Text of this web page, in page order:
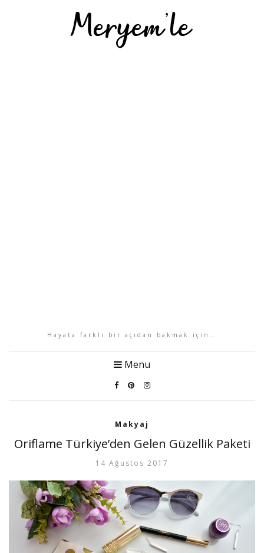
Hayata farklı bir açıdan bakmak için…
Menu
Makyaj
Oriflame Türkiye’den Gelen Güzellik Paketi
14 Ağustos 2017